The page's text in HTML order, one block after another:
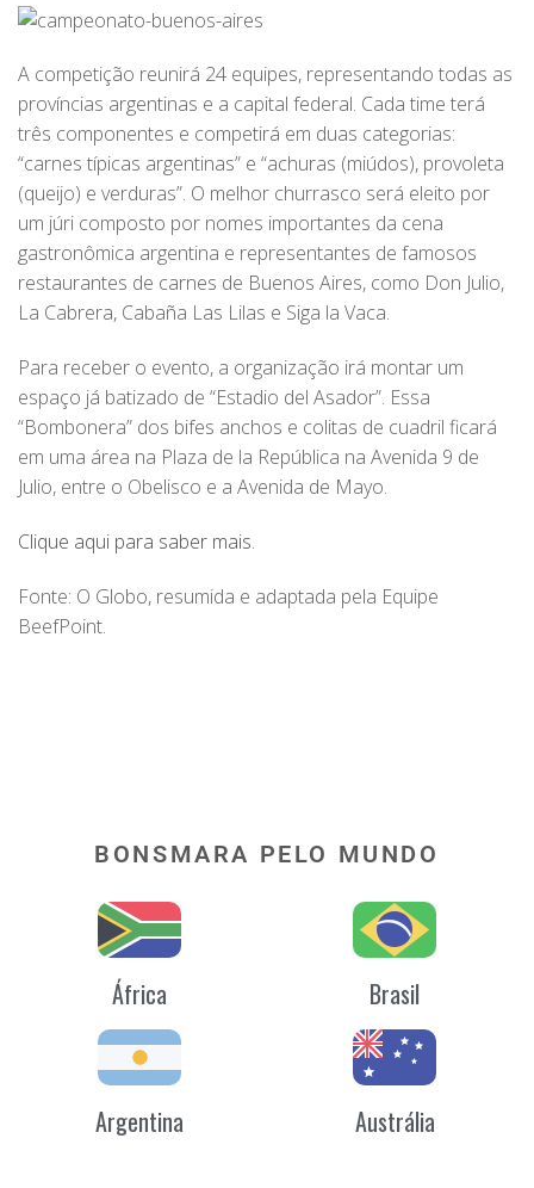
A competição reunirá 24 equipes, representando todas as
províncias argentinas e a capital federal. Cada time terá
três componentes e competirá em duas categorias:
“carnes típicas argentinas” e “achuras (miúdos), provoleta
(queijo) e verduras”. O melhor churrasco será eleito por
um júri composto por nomes importantes da cena
gastronômica argentina e representantes de famosos
restaurantes de carnes de Buenos Aires, como Don Julio,
La Cabrera, Cabaña Las Lilas e Siga la Vaca.
Para receber o evento, a organização irá montar um
espaço já batizado de “Estadio del Asador”. Essa
“Bombonera” dos bifes anchos e colitas de cuadril ficará
em uma área na Plaza de la República na Avenida 9 de
Julio, entre o Obelisco e a Avenida de Mayo.
Clique aqui para saber mais.
Fonte: O Globo, resumida e adaptada pela Equipe
BeefPoint.
BONSMARA PELO MUNDO
África Brasil
Argentina Austrália